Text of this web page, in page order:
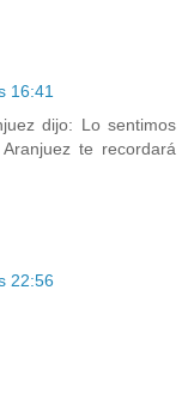
16:41
dijo: Lo sentimos
te recordará
22:56